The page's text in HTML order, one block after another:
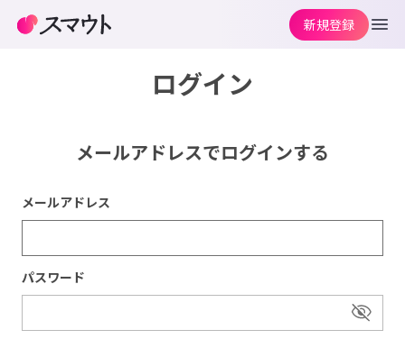
ログイン
メールアドレスでログインする
メールアドレス
パスワード
新規登録